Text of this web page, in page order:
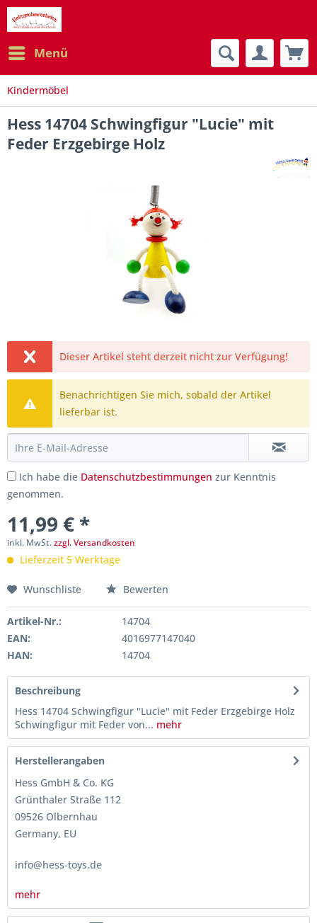
Menü
Kindermöbel
Hess 14704 Schwingfigur "Lucie" mit
Feder Erzgebirge Holz
Dieser Artikel steht derzeit nicht zur Verfügung!
Benachrichtigen Sie mich, sobald der Artikel
lieferbar ist.
Ich habe die Datenschutzbestimmungen zur Kenntnis
genommen.
11,99 € *
inkl. MwSt.zzgl. Versandkosten
Lieferzeit 5 Werktage
Wunschliste Bewerten
Artikel-Nr.:
14704
EAN:
4016977147040
HAN:
14704
Beschreibung
Hess 14704 Schwingfigur "Lucie" mit Feder Erzgebirge Holz
Schwingfigur mit Feder von... mehr
Herstellerangaben
Hess GmbH & Co. KG
Grünthaler Straße 112
09526 Olbernhau
Germany, EU
info@hess-toys.de
mehr